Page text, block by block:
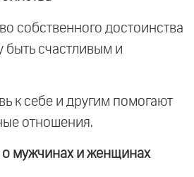
собственного достоинства
быть счастливым и
к себе и другим помогают
отношения.
о мужчинах и женщинах